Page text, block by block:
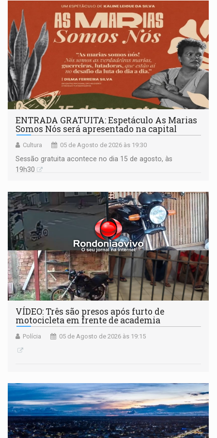
ENTRADA GRATUITA: Espetáculo As Marias
Somos Nós será apresentado na capital
Cultura 05 de Agosto de 2026 às 19:30
Sessão gratuita acontece no dia 15 de agosto, às
19h30
VÍDEO: Três são presos após furto de
motocicleta em frente de academia
Polícia 05 de Agosto de 2026 às 19:15